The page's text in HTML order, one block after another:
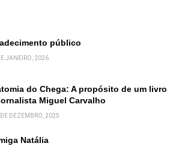
público
JANEIRO, 2026
do Chega: A propósito de um livro
Miguel Carvalho
DEZEMBRO, 2025
Natália